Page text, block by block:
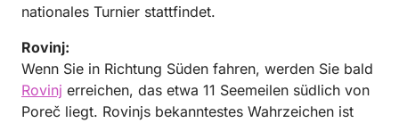
nationales Turnier stattfindet.
Rovinj:
Wenn Sie in Richtung Süden fahren, werden Sie bald
Rovinj erreichen, das etwa 11 Seemeilen südlich von
Poreč liegt. Rovinjs bekanntestes Wahrzeichen ist